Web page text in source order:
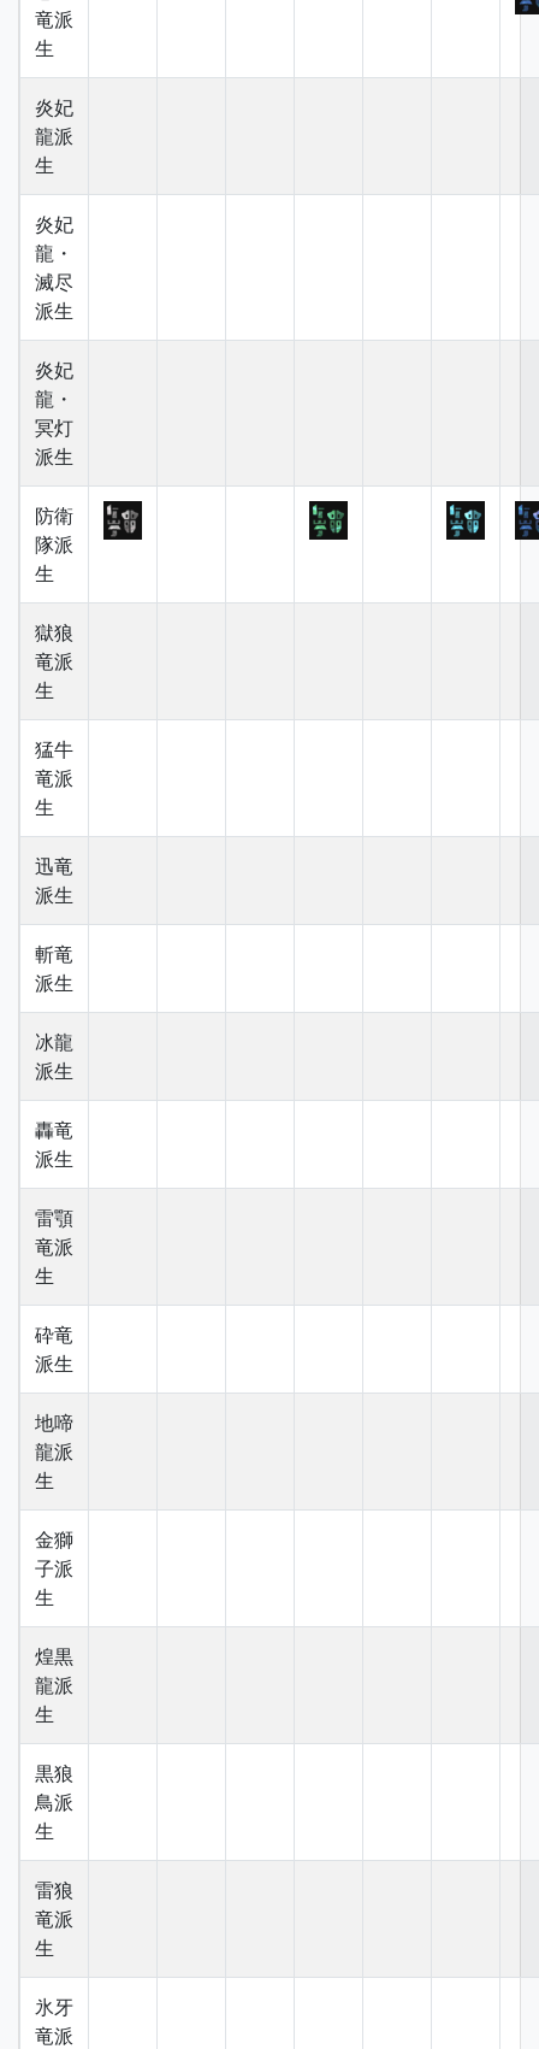
竜派
生
炎妃
龍派
生
炎妃
龍・
滅尽
派生
炎妃
龍・
冥灯
派生
防衛
隊派
生
獄狼
竜派
生
猛牛
竜派
生
迅竜
派生
斬竜
派生
冰龍
派生
轟竜
派生
雷顎
竜派
生
砕竜
派生
地啼
龍派
生
金獅
子派
生
煌黒
龍派
生
黒狼
鳥派
生
雷狼
竜派
生
氷牙
竜派